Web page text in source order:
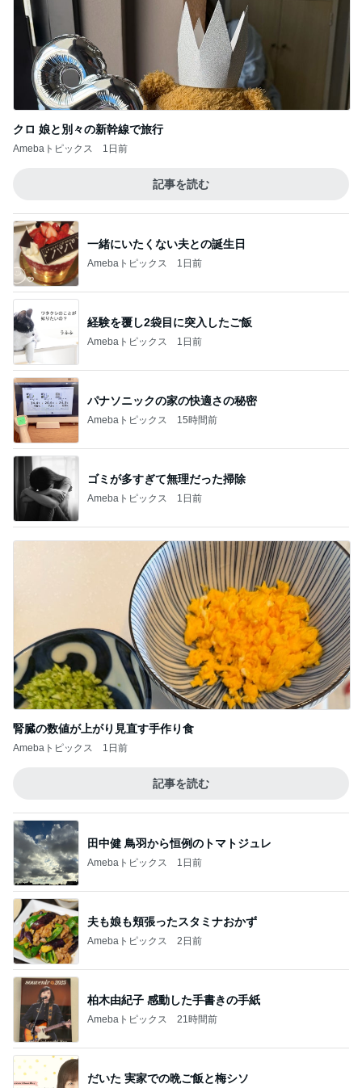
クロ 娘と別々の新幹線で旅行
Amebaトピックス 1日前
記事を読む
一緒にいたくない夫との誕生日
Amebaトピックス 1日前
経験を覆し2袋目に突入したご飯
Amebaトピックス 1日前
パナソニックの家の快適さの秘密
Amebaトピックス 15時間前
ゴミが多すぎて無理だった掃除
Amebaトピックス 1日前
腎臓の数値が上がり見直す手作り食
Amebaトピックス 1日前
記事を読む
田中健 鳥羽から恒例のトマトジュレ
Amebaトピックス 1日前
夫も娘も頬張ったスタミナおかず
Amebaトピックス 2日前
柏木由紀子 感動した手書きの手紙
Amebaトピックス 21時間前
だいた 実家での晩ご飯と梅シソ